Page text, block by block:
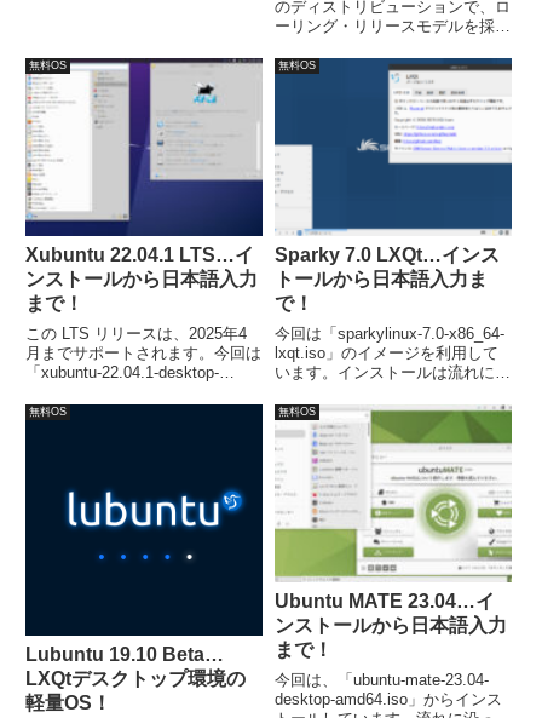
のディストリビューションで、ロ
ーリング・リリースモデルを採
語入力も割と簡単にできました。
最低システム要件は、x86_64互
換のマシン、メモリ：512 MB以
無料OS
Xubuntu 22.04.1 LTS…イ
ンストールから日本語入力
まで！
この LTS リリースは、2025年4
月までサポートされます。今回は
「xubuntu-22.04.1-desktop-
ています。
無料OS
Sparky 7.0 LXQt…インス
トールから日本語入力ま
で！
今回は「sparkylinux-7.0-x86_64-
lxqt.iso」のイメージを利用して
います。インストールは流れに沿
ます。日本語入力は別途対応が必
要でした。
無料OS
Lubuntu 19.10 Beta…
LXQtデスクトップ環境の
軽量OS！
無料OS
Ubuntu MATE 23.04…イ
ンストールから日本語入力
まで！
今回は、「ubuntu-mate-23.04-
desktop-amd64.iso」からインス